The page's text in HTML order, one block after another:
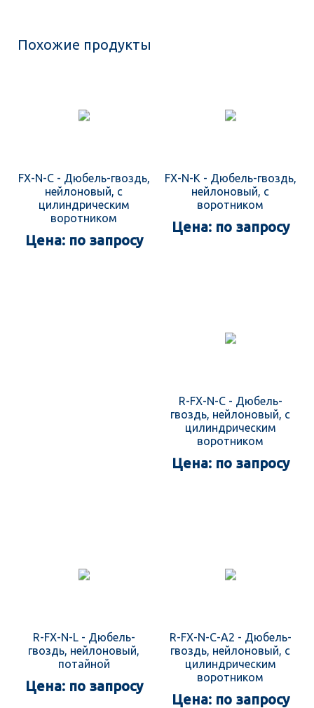
Похожие продукты
FX-N-C - Дюбель-гвоздь,
нейлоновый, с
цилиндрическим
воротником
Цена: по запросу
FX-N-K - Дюбель-гвоздь,
нейлоновый, с
воротником
Цена: по запросу
R-FX-N-C - Дюбель-
гвоздь, нейлоновый, с
цилиндрическим
воротником
Цена: по запросу
R-FX-N-L - Дюбель-
гвоздь, нейлоновый,
потайной
Цена: по запросу
R-FX-N-C-A2 - Дюбель-
гвоздь, нейлоновый, с
цилиндрическим
воротником
Цена: по запросу